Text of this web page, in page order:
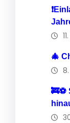
🎄
🚒⚽️